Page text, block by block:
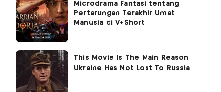
Microdrama Fantasi tentang
Pertarungan Terakhir Umat
Manusia di V+Short